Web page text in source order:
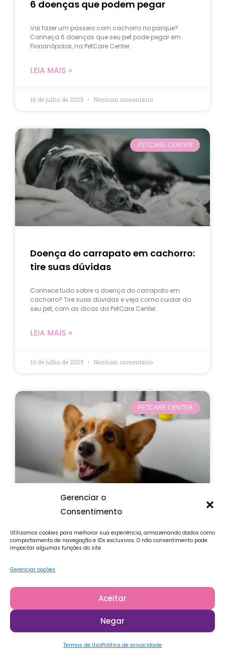
Gerenciar o
Consentimento
Utilizamos cookies para melhorar sua experiência, armazenando dados como
comportamento de navegação e IDs exclusivos. O não consentimento pode
impactar algumas funções do site.
Gerenciar opções
Aceitar
Negar
Termos de UsoPolítica de privacidade
6 doenças que podem pegar
Vai fazer um passeio com cachorro no parque?
Conheça 6 doenças que seu pet pode pegar em
Florianópolos, na PetCare Center.
LEIA MAIS »
16 de julho de 2025 Nenhum comentário
PETCARE CENTER
Doença do carrapato em cachorro:
tire suas dúvidas
Conhece tudo sobre a doença do carrapato em
cachorro? Tire suas dúvidas e veja como cuidar do
seu pet, com as dicas da PetCare Center.
LEIA MAIS »
10 de julho de 2025 Nenhum comentário
PETCARE CENTER
Produtos pet em Floripa: como
manter seu animal limpo em casa,
o que usar e onde encontrar
Procurando produtos pet em Floripa? Saiba onde
encontrar e como manter seu animal limpo em casa
LEIA MAIS »